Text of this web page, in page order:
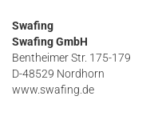
Swafing
Swafing GmbH
Bentheimer Str. 175-179
D-48529 Nordhorn
www.swafing.de